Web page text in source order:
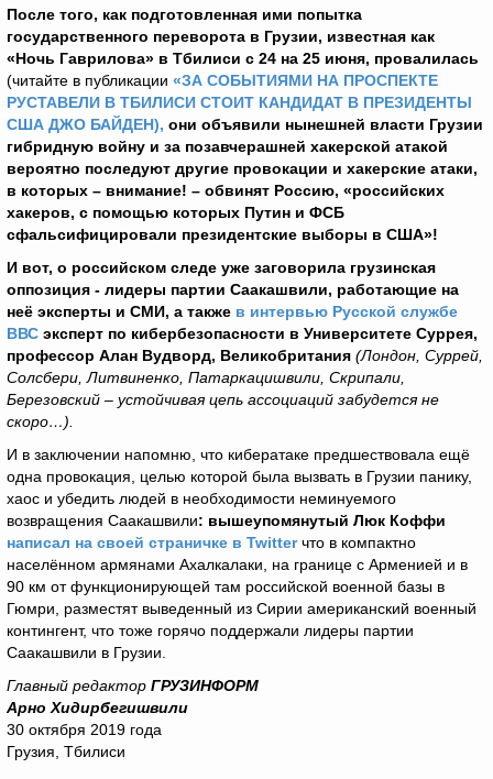
После того, как подготовленная ими попытка
государственного переворота в Грузии, известная как
«Ночь Гаврилова» в Тбилиси с 24 на 25 июня, провалилась
(читайте в публикации «ЗА СОБЫТИЯМИ НА ПРОСПЕКТЕ
РУСТАВЕЛИ В ТБИЛИСИ СТОИТ КАНДИДАТ В ПРЕЗИДЕНТЫ
США ДЖО БАЙДЕН), они объявили нынешней власти Грузии
гибридную войну и за позавчерашней хакерской атакой
вероятно последуют другие провокации и хакерские атаки,
в которых – внимание! – обвинят Россию, «российских
хакеров, с помощью которых Путин и ФСБ
сфальсифицировали президентские выборы в США»!
И вот, о российском следе уже заговорила грузинская
оппозиция - лидеры партии Саакашвили, работающие на
неё эксперты и СМИ, а также в интервью Русской службе
ВВС эксперт по кибербезопасности в Университете Суррея,
профессор Алан Вудворд, Великобритания (Лондон, Суррей,
Солсбери, Литвиненко, Патаркацишвили, Скрипали,
Березовский – устойчивая цепь ассоциаций забудется не
скоро…).
И в заключении напомню, что кибератаке предшествовала ещё
одна провокация, целью которой была вызвать в Грузии панику,
хаос и убедить людей в необходимости неминуемого
возвращения Саакашвили: вышеупомянутый Люк Коффи
написал на своей страничке в Twitterчто в компактно
населённом армянами Ахалкалаки, на границе с Арменией и в
90 км от функционирующей там российской военной базы в
Гюмри, разместят выведенный из Сирии американский военный
контингент, что тоже горячо поддержали лидеры партии
Саакашвили в Грузии.
Главный редактор ГРУЗИНФОРМ
Арно Хидирбегишвили
30 октября 2019 года
Грузия, Тбилиси